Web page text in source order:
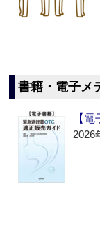
書籍・電子メ
【
2026